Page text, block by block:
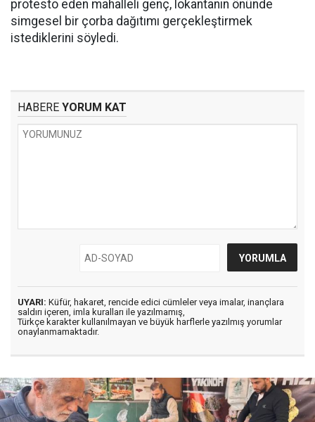
protesto eden mahalleli genç, lokantanın önünde
simgesel bir çorba dağıtımı gerçekleştirmek
istediklerini söyledi.
HABERE YORUM KAT
UYARI: Küfür, hakaret, rencide edici cümleler veya imalar, inançlara
saldırı içeren, imla kuralları ile yazılmamış,
Türkçe karakter kullanılmayan ve büyük harflerle yazılmış yorumlar
onaylanmamaktadır.